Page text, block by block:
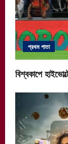
প্রথম পাতা
বিশ্বকাপে